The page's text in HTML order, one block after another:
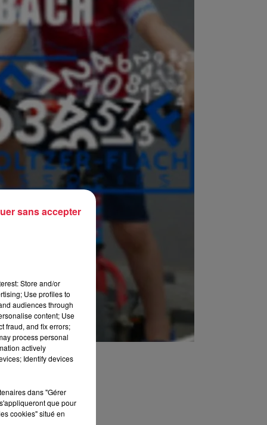
Store and/or
Use profiles to
audiences through
content; Use
fraud, and fix errors;
process personal
actively
Identify devices
dans "Gérer
que pour
cookies" situé en
sans accepter